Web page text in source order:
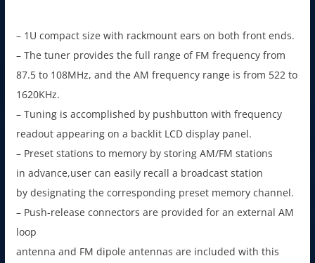
– 1U compact size with rackmount ears on both front ends.
– The tuner provides the full range of FM frequency from
87.5 to 108MHz, and the AM frequency range is from 522 to
1620KHz.
– Tuning is accomplished by pushbutton with frequency
readout appearing on a backlit LCD display panel.
– Preset stations to memory by storing AM/FM stations
in advance,user can easily recall a broadcast station
by designating the corresponding preset memory channel.
– Push-release connectors are provided for an external AM
loop
antenna and FM dipole antennas are included with this